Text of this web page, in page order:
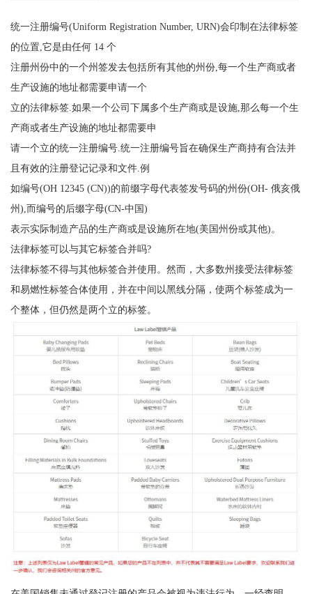
统一注册编号(Uniform Registration Number, URN)会印制在法律标签
的位置,它是由任何 14 个
注册州份中的一个州签发去包括所有其他的州份,每一个生产商或者
生产设施的地址都需要申请一个
立的法律标签.如果一个公司下属多个生产商或是设施,那么每一个生
产商或者生产设施的地址都需要申
请一个立的统一注册编号.统一注册编号旨在确保生产商持有合法并
且有效的注册登记记录和文件.例
如编号(OH 12345 (CN))的前缀字母代表签发号码的州份(OH- 俄亥俄
州),而编号的后缀字母(CN-中国)
表示实际制造产品的生产商或是设施所在地(美国州份或其他)。
法律标签可以与其它标签合并吗?
法律标签不得与其他标签合并使用。然而，大多数州接受法律标签
和易燃性标签合体使用，并在中间以黑线分隔，使两个标签成为一
个整体，但仍然是两个立的标签。